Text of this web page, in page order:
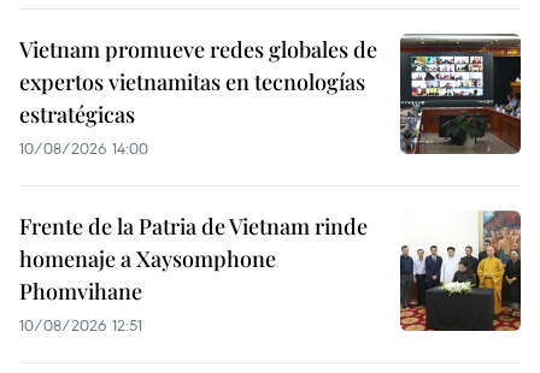
Vietnam promueve redes globales de
expertos vietnamitas en tecnologías
estratégicas
10/08/2026 14:00
Frente de la Patria de Vietnam rinde
homenaje a Xaysomphone
Phomvihane
10/08/2026 12:51